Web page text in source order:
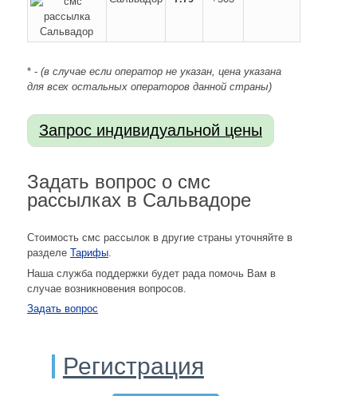
* - (в случае если оператор не указан, цена указана
для всех остальных операторов данной страны)
Задать вопрос о смс
рассылках в Сальвадоре
Стоимость смс рассылок в другие страны уточняйте в
разделе Тарифы.
Наша служба поддержки будет рада помочь Вам в
случае возникновения вопросов.
Задать вопрос
Регистрация